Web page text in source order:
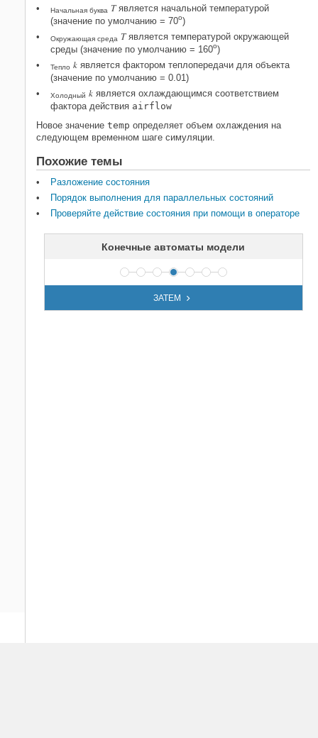
Начальная буква Tявляется начальной температурой
(значение по умолчанию = 70o)
Окружающая среда Tявляется температурой окружающей
среды (значение по умолчанию = 160o)
Тепло k является фактором теплопередачи для объекта
(значение по умолчанию = 0.01)
Холодный k является охлаждающимся соответствием
фактора действия airflow
Новое значение temp определяет объем охлаждения на
следующем временном шаге симуляции.
Похожие темы
Разложение состояния
Порядок выполнения для параллельных состояний
Проверяйте действие состояния при помощи в операторе
Конечные автоматы модели
ЗАТЕМ